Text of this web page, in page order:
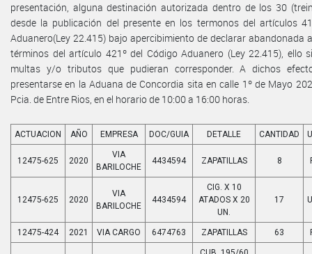
presentación, alguna destinación autorizada dentro de los 30
desde la publicación del presente en los termonos del artículos
Aduanero(Ley 22.415) bajo apercibimiento de declarar abandonada
términos del artículo 421º del Código Aduanero (Ley 22.415), ello
multas y/o tributos que pudieran corresponder. A dichos
presentarse en la Aduana de Concordia sita en calle 1º de Mayo
Pcia. de Entre Rios, en el horario de 10:00 a 16:00 horas.
ACTUACION AÑO EMPRESA DOC/GUIA DETALLE CANTIDAD
12475-625 2020
VIA
BARILOCHE
4434594 ZAPATILLAS 8
12475-625 2020
VIA
BARILOCHE
4434594
CIG. X 10
ATADOS X 20
UN.
17
12475-424 2021 VIA CARGO 6474763 ZAPATILLAS 63